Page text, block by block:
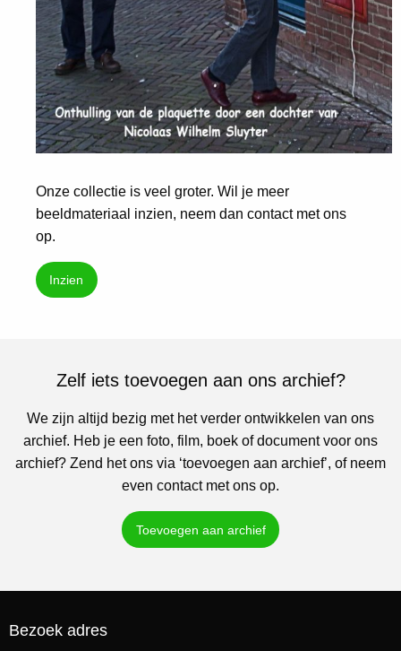
Onze collectie is veel groter. Wil je meer
beeldmateriaal inzien, neem dan contact met ons
op.
Inzien
Zelf iets toevoegen aan ons archief?
We zijn altijd bezig met het verder ontwikkelen van ons
archief. Heb je een foto, film, boek of document voor ons
archief? Zend het ons via ‘toevoegen aan archief’, of neem
even contact met ons op.
Toevoegen aan archief
Bezoek adres